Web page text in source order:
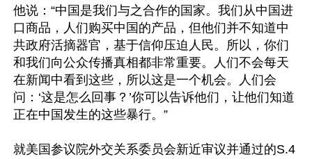
他说：“中国是我们与之合作的国家。我们从中国进
口商品，人们购买中国的产品，但他们并不知道中
共政府活摘器官，基于信仰压迫人民。所以，你们
和我们向公众传播真相都非常重要。人们不会每天
在新闻中看到这些，所以这是一个机会。人们会
问：‘这是怎么回事？’你可以告诉他们，让他们知道
正在中国发生的这些暴行。”
就美国参议院外交关系委员会新近审议并通过的S.4